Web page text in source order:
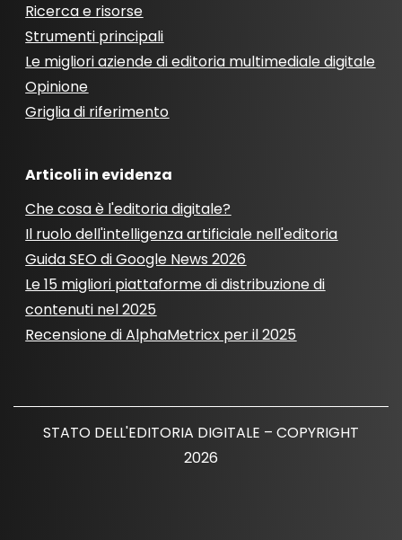
Ricerca e risorse
Strumenti principali
Le migliori aziende di editoria multimediale digitale
Opinione
Griglia di riferimento
Articoli in evidenza
Che cosa è l'editoria digitale?
Il ruolo dell'intelligenza artificiale nell'editoria
Guida SEO di Google News 2026
Le 15 migliori piattaforme di distribuzione di
contenuti nel 2025
Recensione di AlphaMetricx per il 2025
STATO DELL'EDITORIA DIGITALE – COPYRIGHT
2026